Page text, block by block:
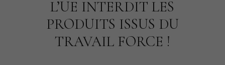
L’UE INTERDIT LES
PRODUITS ISSUS DU
TRAVAIL FORCE !